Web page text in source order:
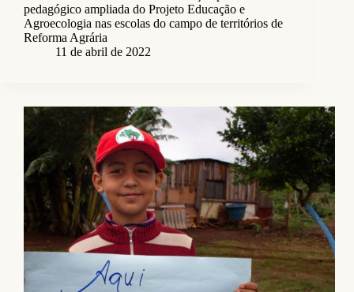
pedagógico ampliada do Projeto Educação e
Agroecologia nas escolas do campo de territórios de
Reforma Agrária
11 de abril de 2022